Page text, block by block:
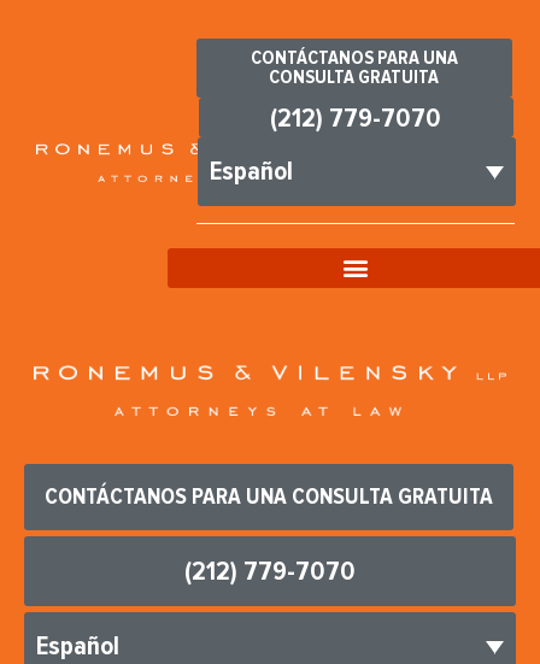
CONTÁCTANOS PARA UNA
CONSULTA GRATUITA
(212) 779-7070
Español
CONTÁCTANOS PARA UNA CONSULTA GRATUITA
(212) 779-7070
Español